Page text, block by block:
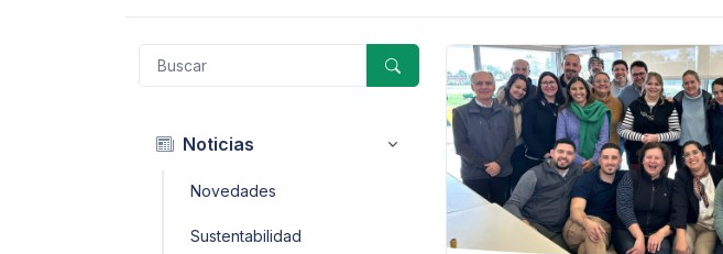
Noticias
Novedades
Sustentabilidad